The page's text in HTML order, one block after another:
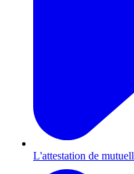
L'attestation de